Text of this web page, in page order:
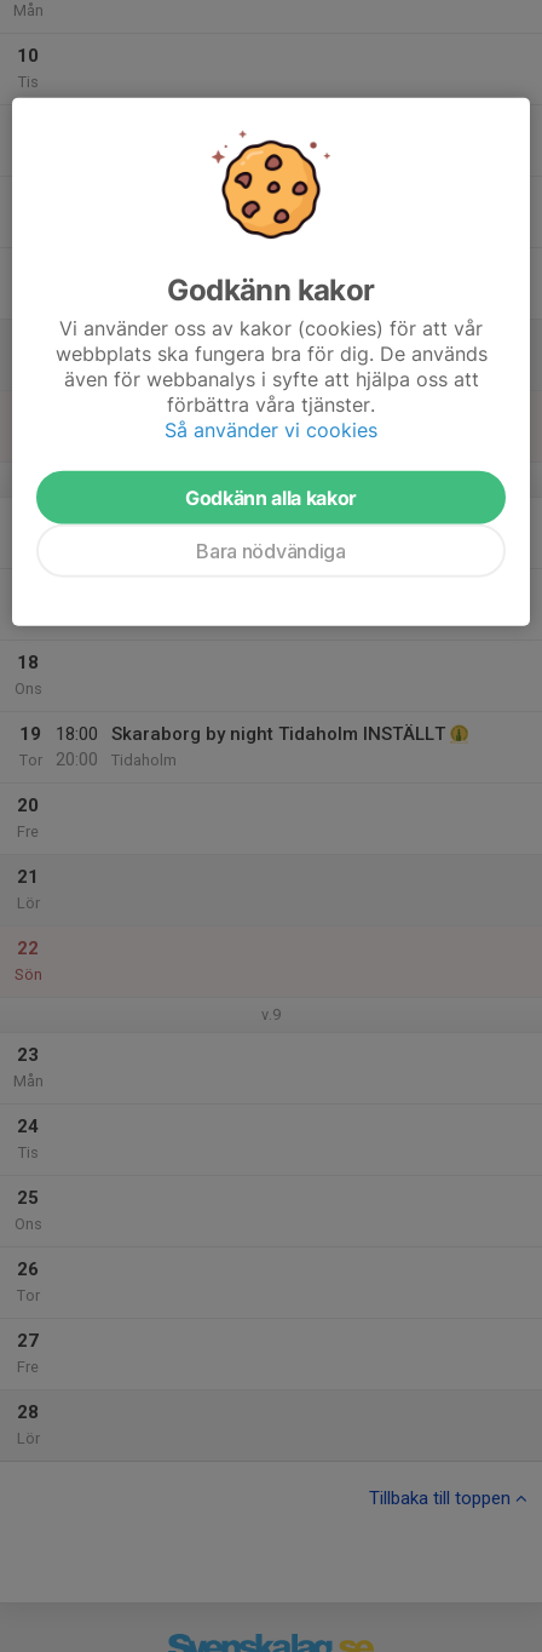
Mån
10
Tis
18
Ons
19
Tor
18:00
20:00
Skaraborg by night Tidaholm INSTÄLLT
Tidaholm
20
Fre
21
Lör
22
Sön
v.9
23
Mån
24
Tis
25
Ons
26
Tor
27
Fre
28
Lör
Tillbaka till toppen
Godkänn kakor
Vi använder oss av kakor (cookies) för att vår
webbplats ska fungera bra för dig. De används
även för webbanalys i syfte att hjälpa oss att
förbättra våra tjänster.
Så använder vi cookies
Godkänn alla kakor
Bara nödvändiga